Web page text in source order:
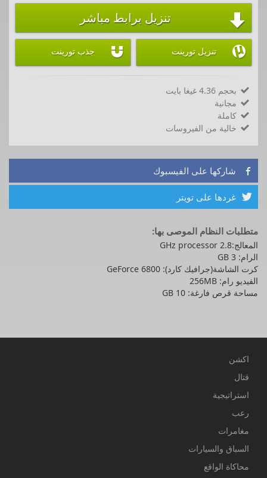
 تنزيل برابط مباشر
 تنزيل تورينت  جذب تورينت
 بحجم 4.36 غيغا بايت
 مجانية
 كاملة
 خالية من الفيروسات
 شاركها على الفيسبوك
 غردها على تويتر
متطلبات النظام الموصى بها:
المعالج:2.8 GHz processor
الرام: 3 GB
كرت الشاشة(جرافيك كارد): GeForce 6800
الفيديو رام: 256MB
مساحة قرص فارغة: 10 GB
اكشن
قتال
استراتيجية
رعب
مغامرات
السباق والسيارات
محاكاة الواقع